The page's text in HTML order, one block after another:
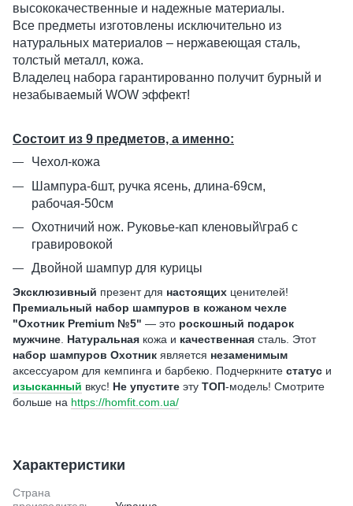
высококачественные и надежные материалы.
Все предметы изготовлены исключительно из
натуральных материалов – нержавеющая сталь,
толстый металл, кожа.
Владелец набора гарантированно получит бурный и
незабываемый WOW эффект!
Состоит из 9 предметов, а именно:
Чехол-кожа
Шампура-6шт, ручка ясень, длина-69см,
рабочая-50см
Охотничий нож. Руковье-кап кленовый\граб с
гравировокой
Двойной шампур для курицы
Эксклюзивный презент для настоящих ценителей!
Премиальный набор шампуров в кожаном чехле
"Охотник Premium №5" — это роскошный подарок
мужчине Натуральная кожа и качественная сталь. Этот
набор шампуров Охотник является незаменимым
аксессуаром для кемпинга и барбекю. Подчеркните статус и
изысканный вкус! Не упустите эту ТОП-модель! Смотрите
больше на https://homfit.com.ua/
Характеристики
Страна